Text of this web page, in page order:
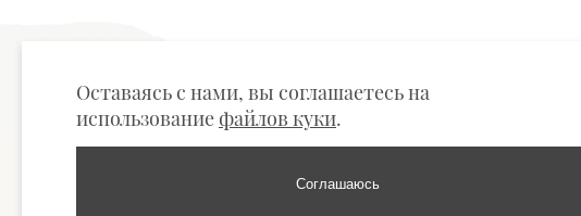
Оставаясь с нами, вы соглашаетесь на
использование файлов куки.
Соглашаюсь